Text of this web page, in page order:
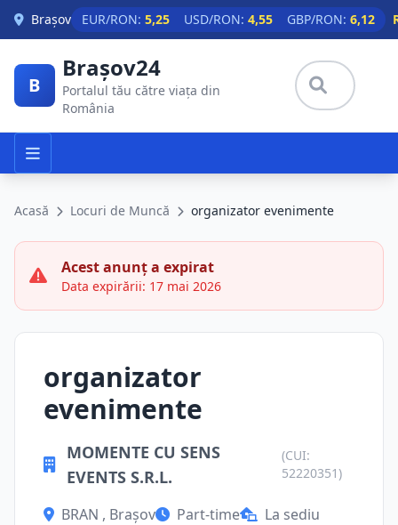
Skip to main content
Brașov EUR/RON: 5,25 USD/RON: 4,55 GBP/RON: 6,12
B
Brașov24
Portalul tău către viața din
România
Acasă Locuri de Muncă organizator evenimente
Acest anunț a expirat
Data expirării: 17 mai 2026
organizator
evenimente
MOMENTE CU SENS
EVENTS S.R.L.
(CUI:
52220351)
BRAN , Brașov Part-time
La sediu